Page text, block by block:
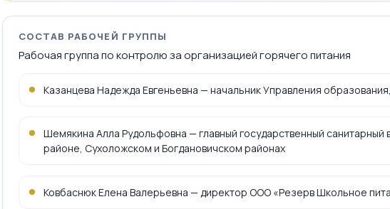
СОСТАВ РАБОЧЕЙ ГРУППЫ
Рабочая группа по контролю за организацией горячего питания
Казанцева Надежда Евгеньевна — начальник Управления
Шемякина Алла Рудольфовна — главный государственный
районе, Сухоложском и Богдановичском районах
Ковбаснюк Елена Валерьевна — директор ООО «Резерв Школьное